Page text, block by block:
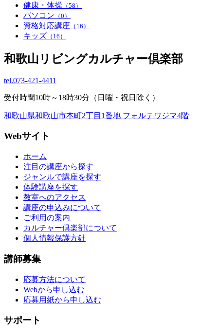
健康・体操 （58）
パソコン （0）
資格対応講座 （16）
キッズ （16）
和歌山リビングカルチャー倶楽部
tel.073-421-4411
受付時間10時～18時30分（日曜・祝日除く）
和歌山県和歌山市本町2丁目1番地 フォルテワジマ4階
Webサイト
ホーム
注目の講座から探す
ジャンルで講座を探す
体験講座を探す
教室へのアクセス
講座の申込みについて
ご利用の案内
カルチャー倶楽部について
個人情報保護方針
講師募集
応募方法について
Webから申し込む
応募用紙から申し込む
サポート